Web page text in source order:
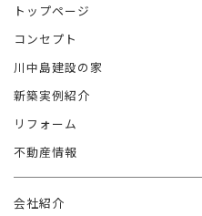
トップページ
コンセプト
川中島建設の家
新築実例紹介
リフォーム
不動産情報
会社紹介